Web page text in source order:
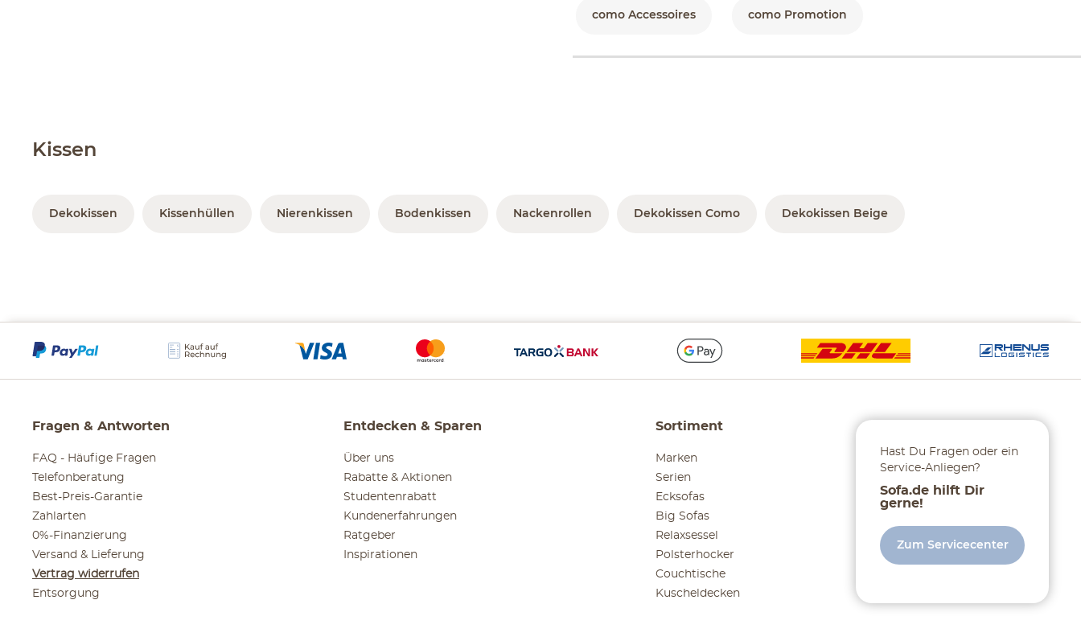
como Accessoires como Promotion
Kissen
Dekokissen Kissenhüllen Nierenkissen Bodenkissen Nackenrollen Dekokissen Como Dekokissen Beige
Fragen & Antworten
FAQ - Häufige Fragen
Telefonberatung
Best-Preis-Garantie
Zahlarten
0%-Finanzierung
Versand & Lieferung
Vertrag widerrufen
Entsorgung
Entdecken & Sparen
Über uns
Rabatte & Aktionen
Studentenrabatt
Kundenerfahrungen
Ratgeber
Inspirationen
Sortiment
Marken
Serien
Ecksofas
Big Sofas
Relaxsessel
Polsterhocker
Couchtische
Kuscheldecken
Hast Du Fragen oder ein
Service-Anliegen?
Sofa.de hilft Dir
gerne!
Zum Servicecenter